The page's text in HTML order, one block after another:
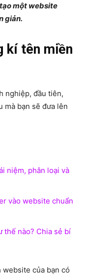
một website
giản.
kí tên miền
nghiệp, đầu tiên,
mà bạn sẽ đưa lên
niệm, phân loại và
vào website chuẩn
thế nào? Chia sẻ bí
của bạn có